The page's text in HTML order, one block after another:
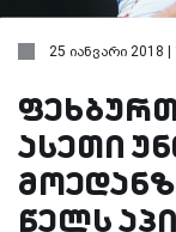
25 იანვარი 2018 |
ასეთი
წელს